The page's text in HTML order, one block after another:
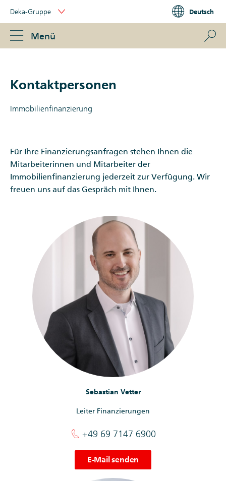
Links
Navigation
Portal
Navigation
Deka-Gruppe Deutsch
Menü
Kontaktpersonen
Immobilienfinanzierung
Für Ihre Finanzierungsanfragen stehen Ihnen die
Mitarbeiterinnen und Mitarbeiter der
Immobilienfinanzierung jederzeit zur Verfügung. Wir
freuen uns auf das Gespräch mit Ihnen.
Sebastian Vetter
Leiter Finanzierungen
+49 69 7147 6900
E-Mail senden